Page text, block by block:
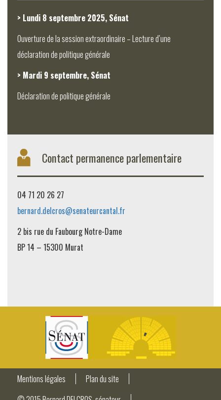
> Lundi 8 septembre 2025, Sénat
Ouverture de la session extraordinaire – Lecture d’une
déclaration de politique générale
> Mardi 9 septembre, Sénat
Déclaration de politique générale
Contact permanence parlementaire
04 71 20 26 27
bernard.delcros@senateurcantal.fr
2 bis rue du Faubourg Notre-Dame
BP 14 – 15300 Murat
Mentions légales
Plan du site